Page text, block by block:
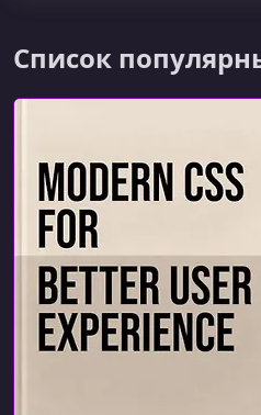
Список